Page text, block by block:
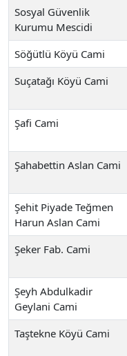
Sosyal Güvenlik
Kurumu Mescidi
Söğütlü Köyü Cami
Suçatağı Köyü Cami
Şafi Cami
Şahabettin Aslan Cami
Şehit Piyade Teğmen
Harun Aslan Cami
Şeker Fab. Cami
Şeyh Abdulkadir
Geylani Cami
Taştekne Köyü Cami